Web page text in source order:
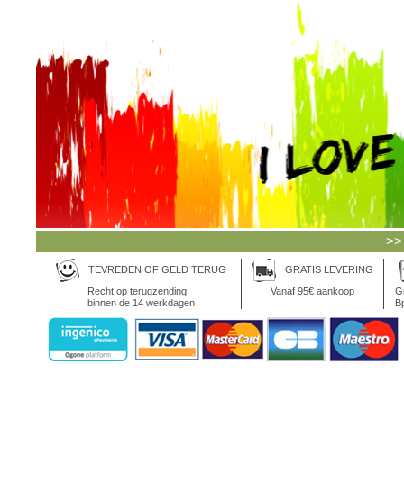
TEVREDEN OF GELD TERUG
Recht op terugzending
binnen de 14 werkdagen
GRATIS LEVERING
Vanaf 95€ aankoop